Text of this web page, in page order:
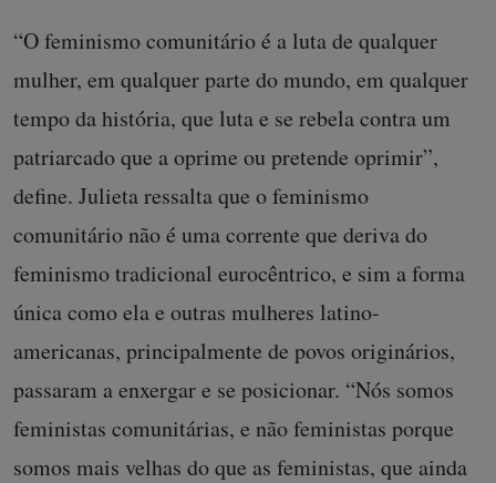
“O feminismo comunitário é a luta de qualquer
mulher, em qualquer parte do mundo, em qualquer
tempo da história, que luta e se rebela contra um
patriarcado que a oprime ou pretende oprimir”,
define. Julieta ressalta que o feminismo
comunitário não é uma corrente que deriva do
feminismo tradicional eurocêntrico, e sim a forma
única como ela e outras mulheres latino-
americanas, principalmente de povos originários,
passaram a enxergar e se posicionar. “Nós somos
feministas comunitárias, e não feministas porque
somos mais velhas do que as feministas, que ainda